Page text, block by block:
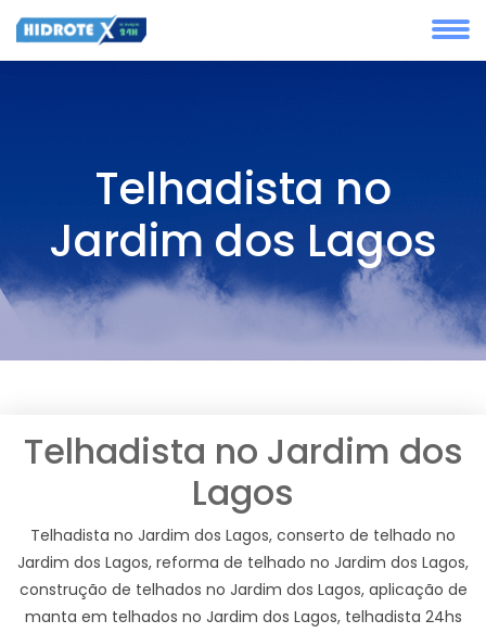
Telhadista no
Jardim dos Lagos
Telhadista no Jardim dos
Lagos
Telhadista no Jardim dos Lagos, conserto de telhado no
Jardim dos Lagos, reforma de telhado no Jardim dos Lagos,
construção de telhados no Jardim dos Lagos, aplicação de
manta em telhados no Jardim dos Lagos, telhadista 24hs